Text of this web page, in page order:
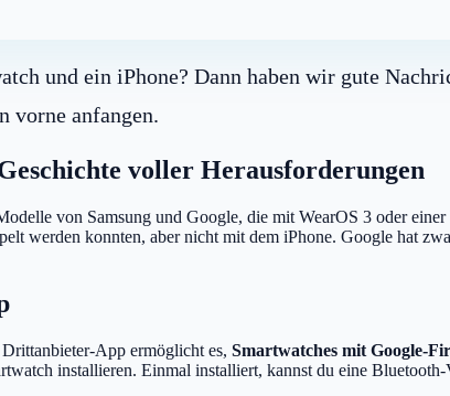
und ein iPhone? Dann haben wir gute
vorne anfangen.
voller Herausforderungen
von Samsung und Google, die mit WearOS 3 oder
werden konnten, aber nicht mit dem iPhone. Google hat
App ermöglicht es, Smartwatches mit Google-
installieren. Einmal installiert, kannst du eine